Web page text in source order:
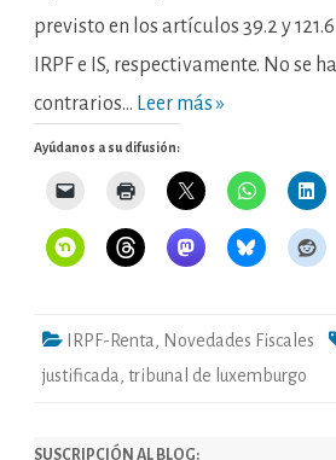
previsto en los artículos 39.2 y
IRPF e IS, respectivamente. No se
contrarios… Leer más »
Ayúdanos a su difusión:
IRPF-Renta , Novedades Fiscales
justificada , tribunal de luxemburgo
SUSCRIPCIÓN AL BLOG: